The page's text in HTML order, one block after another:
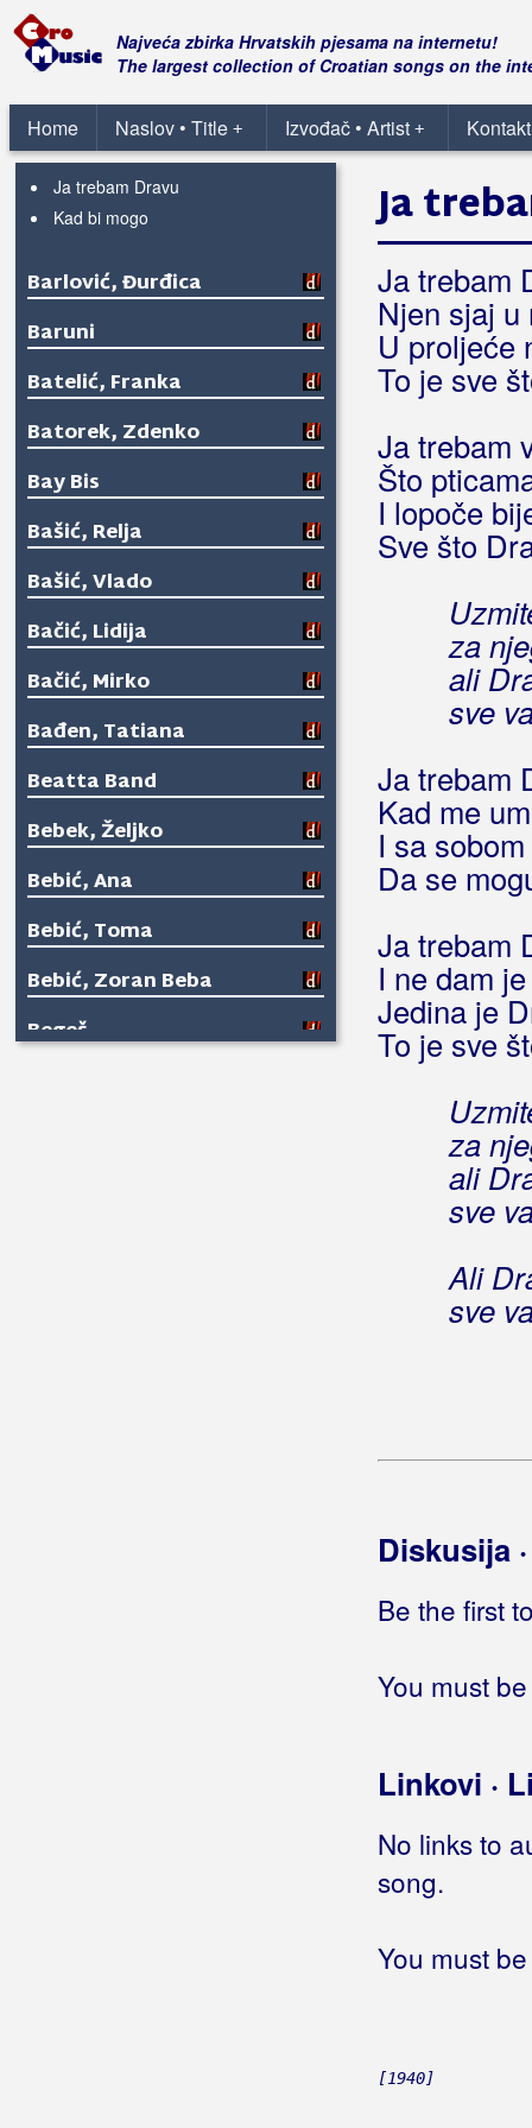
Najveća zbirka Hrvatskih pjesama na internetu!
The largest collection of Croatian songs on the
Home +
Naslov • Title +
Izvođač • Artist
Barišić, Dario
Barić, Darko
Barić, Franjo
Duša moga oca
Ja trebam Dravu
Kad bi mogo
Barlović, Đurđica
Baruni
Batelić, Franka
Batorek, Zdenko
Bay Bis
Bašić, Relja
Bašić, Vlado
Bačić, Lidija
Bačić, Mirko
Bađen, Tatiana
Beatta Band
Bebek, Željko
Bebić, Ana
Bebić, Toma
Bebić, Zoran Beba
Begeš
Ja
Ja trebam
Njen sjaj u
U proljeće
To je sve
Ja trebam
Što
I lopoče
Sve što
za
ali
sve
Ja trebam
Kad me
I sa
Da se
Ja trebam
I ne dam
Jedina je
To je sve
za
ali
sve
Ali
sve
Diskusija
Be the first
You must
Linkovi ·
No links to
song.
You must
[1940]